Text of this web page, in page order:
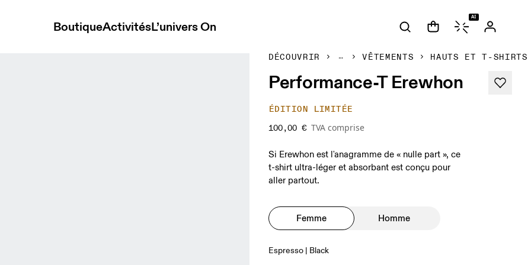
BoutiqueActivitésL’univers On
AI
DÉCOUVRIR VÊTEMENTS HAUTS ET T-SHIRTS
Performance-T Erewhon
ÉDITION LIMITÉE
100,00 € TVA comprise
Si Erewhon est l'anagramme de « nulle part », ce
t-shirt ultra-léger et absorbant est conçu pour
aller partout.
Femme Homme
Espresso | Black